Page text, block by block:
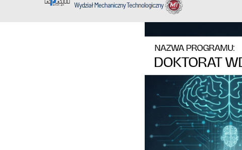
Wydział Mechaniczny Technologiczny